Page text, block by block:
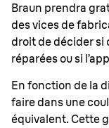
Braun prendra
des vices de
droit de décider si
réparées ou si
En fonction de la
faire dans une
équivalent. Cette